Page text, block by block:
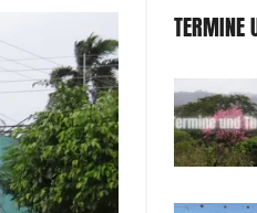
TERMINE